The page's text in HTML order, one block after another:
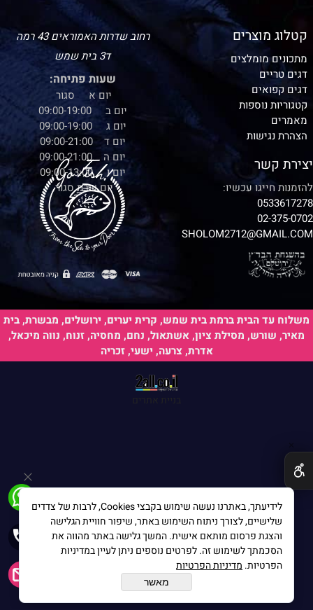
קטלוג מוצרים
מתכונים מומלצים
דגים טריים
דגים קפואים
קטגוריות נוספות
מאמרים
הצהרת נגישות
רחוב שדרות האמוראים 43 רמה
ד3 בית שמש
שעות פתיחה:
יום א סגור
יום ב 09:00-19:00
יום ג 09:00-19:00
יום ד 09:00-21:00
יום ה 09:00-21:00
יום ו 09:00-13:00
יום שבת סגור
יצירת קשר
להזמנות חייגו עכשיו:
0533617278
02-375-0702
SHOLOM2712@GMAIL.COM
משלוח עד הבית ברמת בית שמש, קרית יערים, ירושלים, מבשרת, בית
מאיר, שורש, מסילת ציון, אשתאול, נחם, מחסיה, זנוח, נווה מיכאל,
אדרת, צרעה, ישעי, זכריה
לידיעתך, באתרנו נעשה שימוש בקבצי Cookies, לרבות של צדדים
שלישיים, לצורך ניתוח השימוש באתר, שיפור חוויית הגלישה
והצגת פרסום מותאם אישית. המשך גלישה באתר מהווה את
הסכמתך לשימוש זה. לפרטים נוספים ניתן לעיין במדיניות
הפרטיות. מדיניות הפרטיות
מאשר